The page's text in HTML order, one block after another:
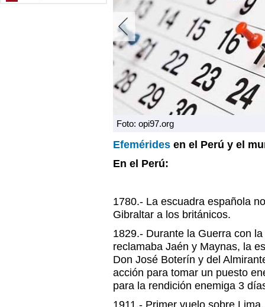
Foto: opi97.org
Efemérides en el Perú y el
En el Perú:
1780.- La escuadra española
Gibraltar a los británicos.
1829.- Durante la Guerra con
reclamaba Jaén y Maynas, la
Don José Boterín y del
acción para tomar un puesto
para la rendición enemiga 3
1911.- Primer vuelo sobre